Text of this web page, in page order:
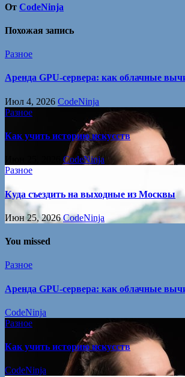
От CodeNinja
Похожая запись
Разное
Аренда GPU-сервера: как облачные
Июл 4, 2026 CodeNinja
Разное
Как учить историю искусств
CodeNinja
Разное
Куда съездить на выходные из Москвы
Июн 25, 2026CodeNinja
You missed
Разное
Аренда GPU-сервера: как облачные
CodeNinja
Разное
Как учить историю искусств
CodeNinja